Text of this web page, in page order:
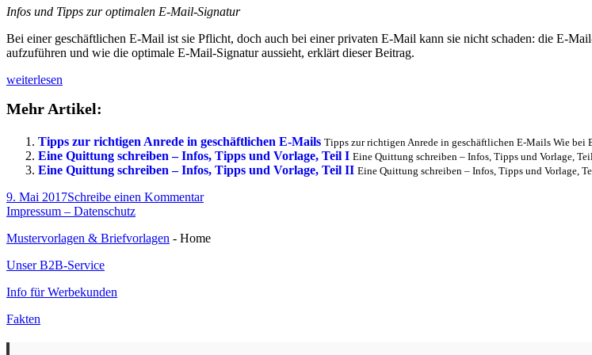
Infos und Tipps zur optimalen E-Mail-Signatur
Bei einer geschäftlichen E-Mail ist sie Pflicht, doch auch bei einer privaten E-Mail kann sie nicht schaden: die E-
aufzuführen und wie die optimale E-Mail-Signatur aussieht, erklärt dieser Beitrag.
Infos
Tipps
optimalen
Mail-
Signatur
weiterlesen
Mehr Artikel:
Tipps zur richtigen Anrede in geschäftlichen E-Mails Tipps zur richtigen Anrede in geschäftlichen E-Mails Wie bei
Eine Quittung schreiben – Infos, Tipps und Vorlage, Teil I Eine Quittung schreiben – Infos, Tipps und Vorlage,
Eine Quittung schreiben – Infos, Tipps und Vorlage, Teil II Eine Quittung schreiben – Infos, Tipps und Vorlage,
Veröffentlicht
am
9. Mai 2017Schreibe einen Kommentarzu
Tipps
Impressum – Datenschutz
Mustervorlagen & Briefvorlagen - Home
Unser B2B-Service
Info für Werbekunden
Fakten